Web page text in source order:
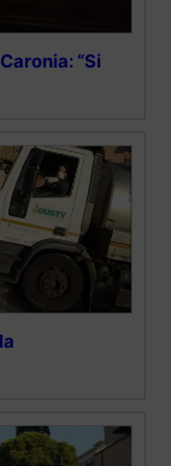
“Si